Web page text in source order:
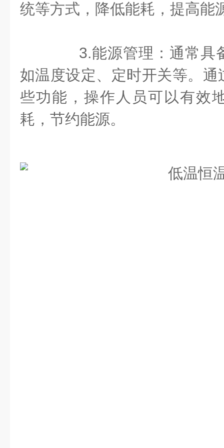
统等方式，降低能耗，提高能
3.能源管理：通常具
如温度设定、定时开关等。
些功能，操作人员可以有效
耗，节约能源。